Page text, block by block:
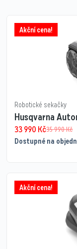
Akční cena!
Robotické sekačky
Husqvarna
35 990Kč
33 990 Kč
Dostupné na
Akční cena!